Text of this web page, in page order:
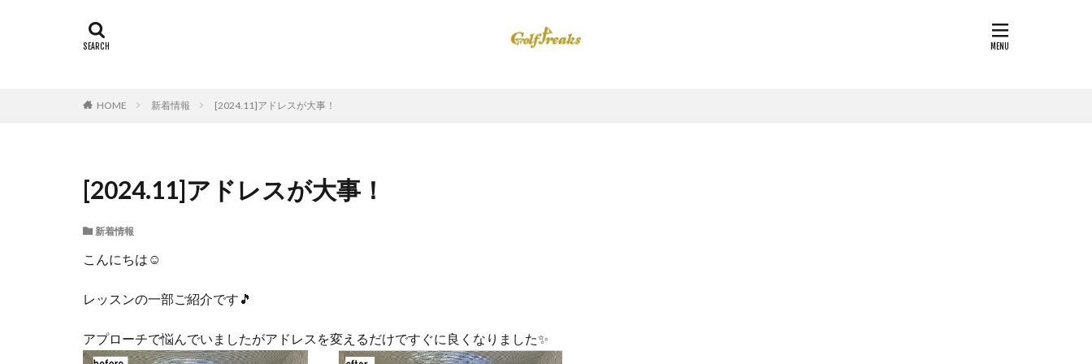
HOME 新着情報 [2024.11]アドレスが大事！
[2024.11]アドレスが大事！
新着情報
こんにちは☺
レッスンの一部ご紹介です🎵
アプローチで悩んでいましたがアドレスを変えるだけですぐに良くなりました✨